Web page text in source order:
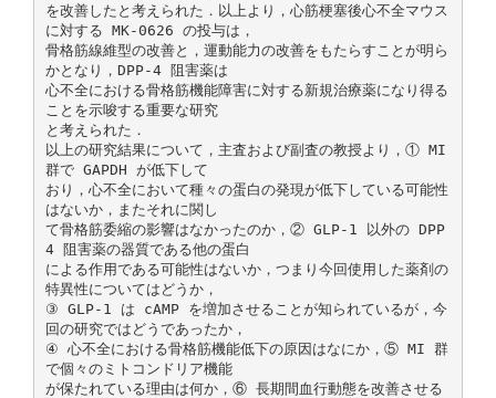
を改善したと考えられた．以上より，心筋梗塞後心不全マウス
に対する MK-0626 の投与は，
骨格筋線維型の改善と，運動能力の改善をもたらすことが明ら
かとなり，DPP-4 阻害薬は
心不全における骨格筋機能障害に対する新規治療薬になり得る
ことを示唆する重要な研究
と考えられた．
以上の研究結果について，主査および副査の教授より，① MI
群で GAPDH が低下して
おり，心不全において種々の蛋白の発現が低下している可能性
はないか，またそれに関し
て骨格筋委縮の影響はなかったのか，② GLP-1 以外の DPP
4 阻害薬の器質である他の蛋白
による作用である可能性はないか，つまり今回使用した薬剤の
特異性についてはどうか，
③ GLP-1 は cAMP を増加させることが知られているが，今
回の研究ではどうであったか，
④ 心不全における骨格筋機能低下の原因はなにか，⑤ MI 群
で個々のミトコンドリア機能
が保たれている理由は何か，⑥ 長期間血行動態を改善させる